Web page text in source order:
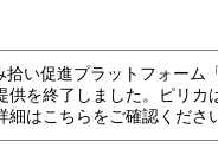
拾い促進プラットフォーム
供を終了しました。ピリカ
細はこちらをご確認くださ